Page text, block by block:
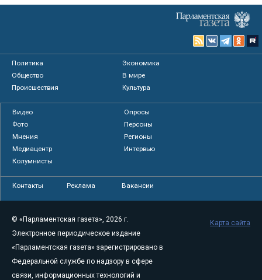
Политика
Экономика
Общество
В мире
Происшествия
Культура
Видео
Опросы
Фото
Персоны
Мнения
Регионы
Медиацентр
Интервью
Колумнисты
Контакты Реклама Вакансии
© «Парламентская газета», 2026 г.
Электронное периодическое издание
«Парламентская газета» зарегистрировано в
Федеральной службе по надзору в сфере
связи, информационных технологий и
Карта сайта